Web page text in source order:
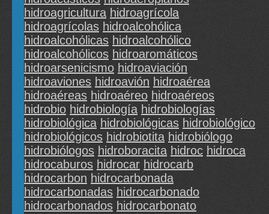
hidroagricultura hidroagrícola
hidroagrícolas hidroalcohólica
hidroalcohólicas hidroalcohólico
hidroalcohólicos hidroaromáticos
hidroarsenicismo hidroaviación
hidroaviones hidroavión hidroaérea
hidroaéreas hidroaéreo hidroaéreos
hidrobio hidrobiología hidrobiologías
hidrobiológica hidrobiológicas hidrobiológico
hidrobiológicos hidrobiotita hidrobiólogo
hidrobiólogos hidroboracita hidroc hidroca
hidrocaburos hidrocar hidrocarb
hidrocarbon hidrocarbonada
hidrocarbonadas hidrocarbonado
hidrocarbonados hidrocarbonato